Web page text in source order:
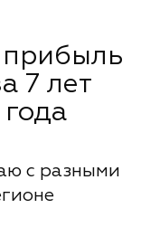
прибыль
7 лет
с разными